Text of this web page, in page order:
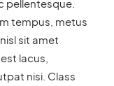
pellentesque.
tempus, metus
sit amet
lacus,
nisi. Class